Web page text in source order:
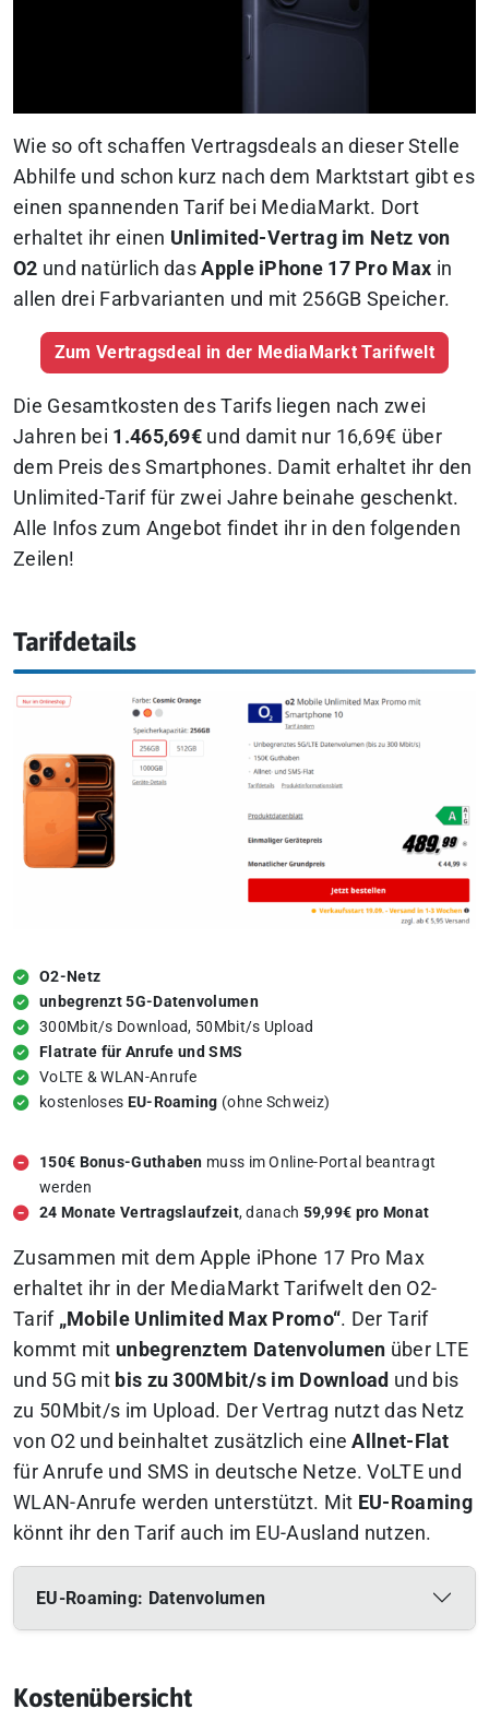
Wie so oft schaffen Vertragsdeals an dieser Stelle
Abhilfe und schon kurz nach dem Marktstart gibt es
einen spannenden Tarif bei MediaMarkt. Dort
erhaltet ihr einen Unlimited-Vertrag im Netz von
O2 und natürlich dasApple iPhone 17 Pro Max in
allen drei Farbvarianten und mit 256GB Speicher.
Zum Vertragsdeal in der MediaMarkt Tarifwelt
Die Gesamtkosten des Tarifs liegen nach zwei
Jahren bei 1.465,69€ und damit nur 16,69€ über
dem Preis des Smartphones. Damit erhaltet ihr den
Unlimited-Tarif für zwei Jahre beinahe geschenkt.
Alle Infos zum Angebot findet ihr in den folgenden
Zeilen!
Tarifdetails
O2-Netz
unbegrenzt 5G-Datenvolumen
300Mbit/s Download, 50Mbit/s Upload
Flatrate für Anrufe und SMS
VoLTE & WLAN-Anrufe
kostenloses EU-Roaming (ohne Schweiz)
150€ Bonus-Guthaben muss im Online-Portal beantragt
werden
24 Monate Vertragslaufzeit, danach 59,99€ pro Monat
Zusammen mit dem Apple iPhone 17 Pro Max
erhaltet ihr in der MediaMarkt Tarifwelt den O2-
Tarif „Mobile Unlimited Max Promo“. Der Tarif
kommt mit unbegrenztem Datenvolumen über LTE
und 5G mit bis zu 300Mbit/s im Download und bis
zu 50Mbit/s im Upload. Der Vertrag nutzt das Netz
von O2 und beinhaltet zusätzlich eineAllnet-Flat
für Anrufe und SMS in deutsche Netze. VoLTE und
WLAN-Anrufe werden unterstützt. Mit EU-Roaming
könnt ihr den Tarif auch im EU-Ausland nutzen.
EU-Roaming: Datenvolumen
Kostenübersicht